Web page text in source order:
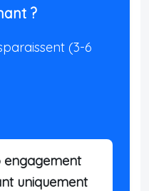
?
(3-6
uniquement